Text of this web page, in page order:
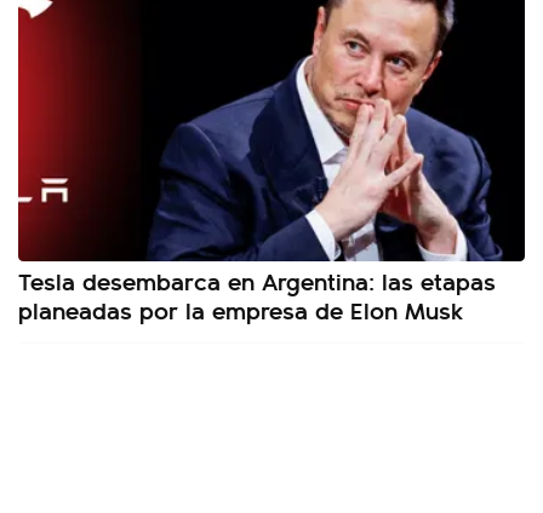
Tesla desembarca en Argentina: las etapas
planeadas por la empresa de Elon Musk